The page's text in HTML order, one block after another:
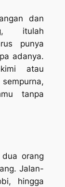
dan
itulah
punya
adanya.
atau
tanpa
orang
Jalan-
hingga